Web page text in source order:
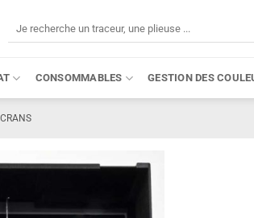
CONSOMMABLES GESTION DES